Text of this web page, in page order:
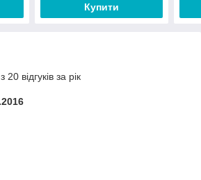
Купити
відгуків за рік